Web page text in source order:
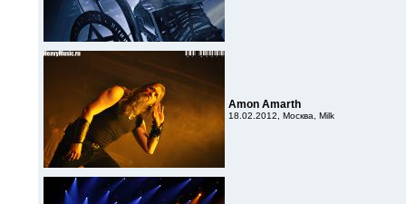
Amon Amarth
18.02.2012, Москва, Milk